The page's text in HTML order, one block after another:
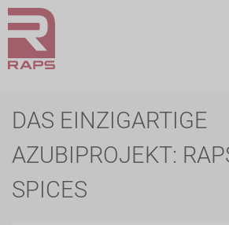
DAS EINZIGARTIGE
AZUBIPROJEKT:
SPICES